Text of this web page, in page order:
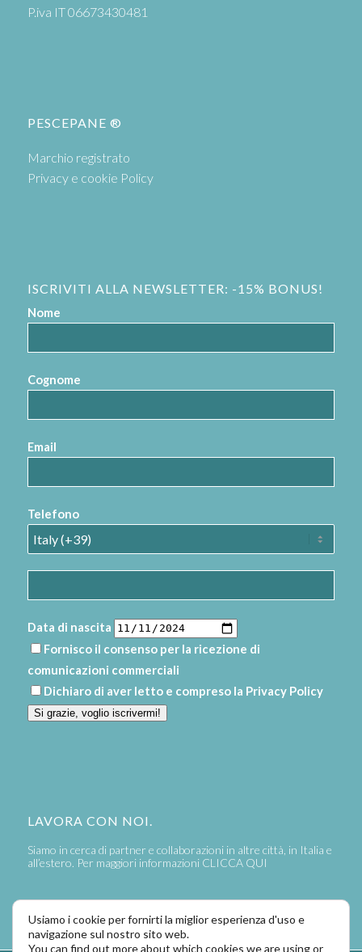
P.iva IT 06673430481
PESCEPANE ®
Marchio registrato
Privacy e cookie Policy
ISCRIVITI ALLA NEWSLETTER: -15% BONUS!
Nome
Cognome
Email
Telefono
Data di nascita
Fornisco il consenso per la ricezione di
comunicazioni commerciali
Dichiaro di aver letto e compreso la Privacy Policy
Si grazie, voglio iscrivermi!
LAVORA CON NOI.
Siamo in cerca di partner e collaborazioni in altre città, in Italia e
all’estero. Per maggiori informazioni CLICCA QUI
Usiamo i cookie per fornirti la miglior esperienza d'uso e
navigazione sul nostro sito web.
You can find out more about which cookies we are using or